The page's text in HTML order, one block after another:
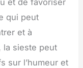
qui peut
et à
la sieste peut
sur l’humeur et